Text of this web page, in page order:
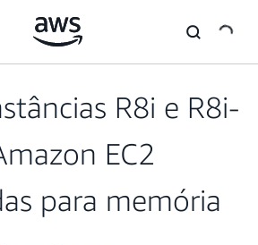
R8i e R8i-
EC2
para memória